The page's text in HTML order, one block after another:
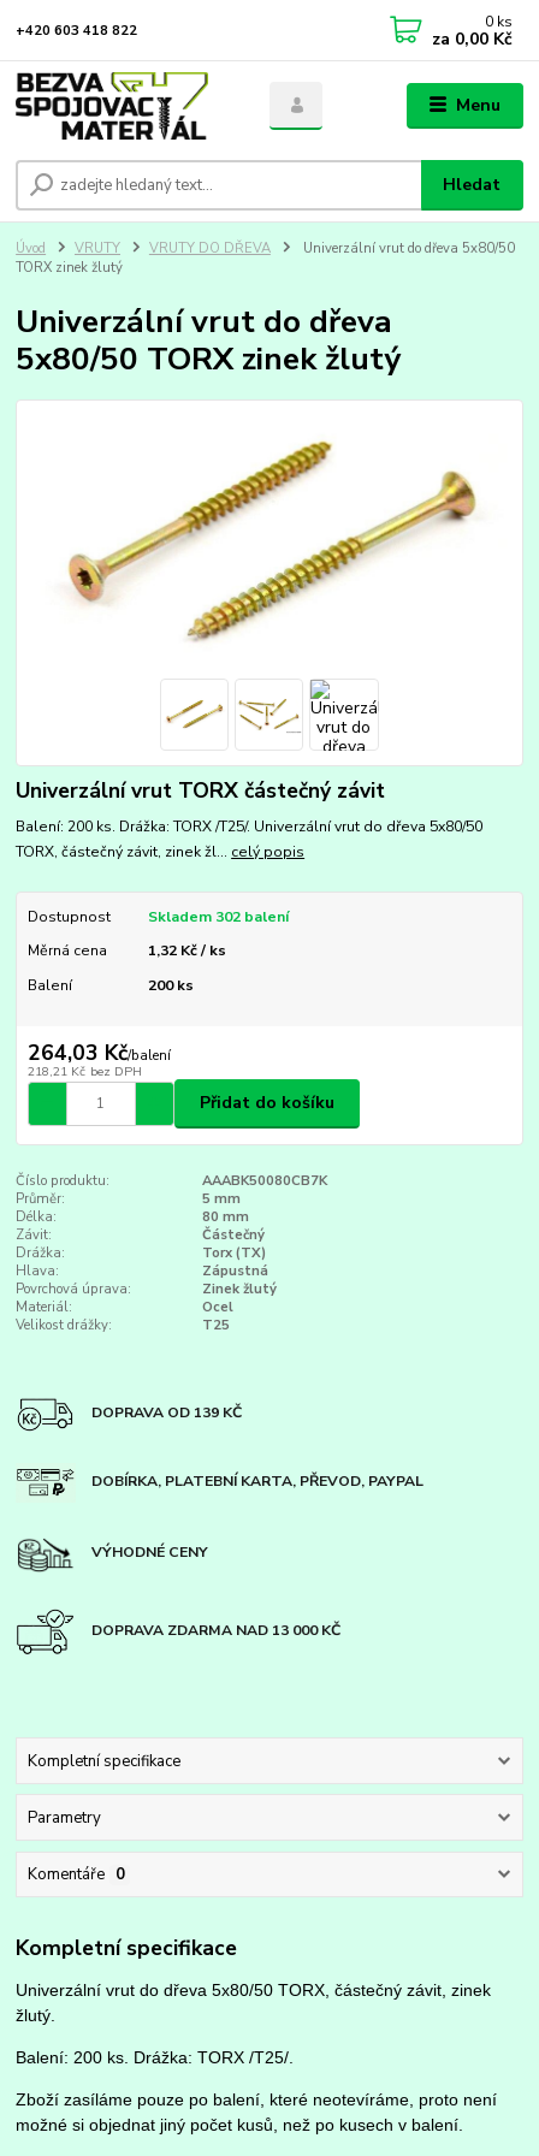
Menu
Hledat
+420 603 418 822 0 ks
za 0,00 Kč
Úvod VRUTY VRUTY DO DŘEVA
Univerzální vrut do dřeva 5x80/50
TORX zinek žlutý
Univerzální vrut do dřeva
5x80/50 TORX zinek žlutý
Univerzální vrut TORX částečný závit
Balení: 200 ks. Drážka: TORX /T25/. Univerzální vrut do dřeva 5x80/50
TORX, částečný závit, zinek žl... celý popis
Dostupnost
Skladem 302 balení
Měrná cena
1,32 Kč / ks
Balení
200 ks
264,03 Kč/balení
218,21 Kč bez DPH
Přidat do košíku
Číslo produktu:
AAABK50080CB7K
Průměr:
5 mm
Délka:
80 mm
Závit:
Částečný
Drážka:
Torx (TX)
Hlava:
Zápustná
Povrchová úprava:
Zinek žlutý
Materiál:
Ocel
Velikost drážky:
T25
DOPRAVA OD 139 KČ
DOBÍRKA, PLATEBNÍ KARTA, PŘEVOD, PAYPAL
VÝHODNÉ CENY
DOPRAVA ZDARMA NAD 13 000 KČ
Kompletní specifikace
Parametry
Komentáře 0
Kompletní specifikace
Univerzální vrut do dřeva 5x80/50 TORX, částečný závit, zinek
žlutý.
Balení: 200 ks. Drážka: TORX /T25/.
Zboží zasíláme pouze po balení, které neotevíráme, proto není
možné si objednat jiný počet kusů, než po kusech v balení.